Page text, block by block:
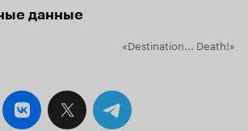
данные
«Destination... Death!»